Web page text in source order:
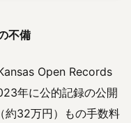
不備
Open Records
年に公的記録の公開
約32万円）もの手数料